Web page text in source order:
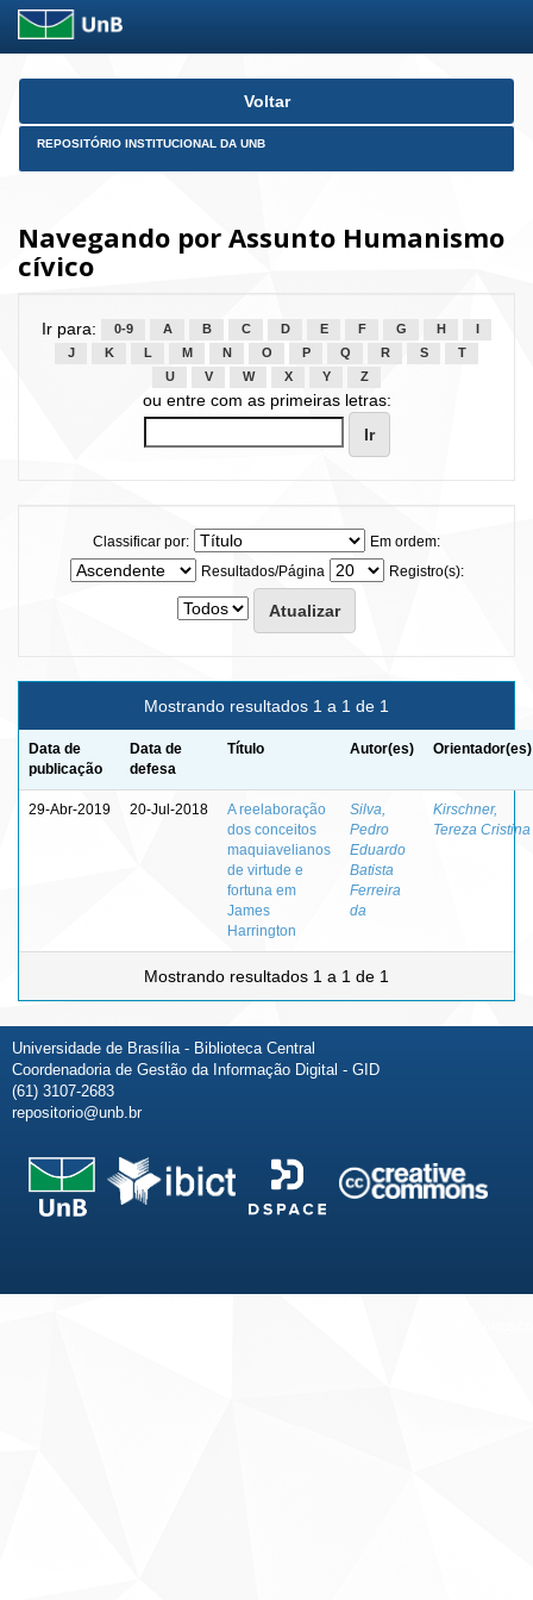
Skip
Voltar
REPOSITÓRIO INSTITUCIONAL DA UNB
Navegando por Assunto Humanismo
cívico
Ir para: 0-9 A B C D E F G H
J
K L M N O P Q R S
T
U
V W X Y Z
ou entre com as primeiras letras:
Classificar por:
Em ordem:
Resultados/Página
Registro(s):
Mostrando resultados 1 a 1 de 1
Data de
publicação
Data de
defesa
Título Autor(es) Orientador(es)
29-Abr-2019 20-Jul-2018
A reelaboração
dos conceitos
maquiavelianos
de virtude e
fortuna em
James
Harrington
Silva,
Pedro
Eduardo
Batista
Ferreira
da
Kirschner,
Tereza Cristina
Mostrando resultados 1 a 1 de 1
Universidade de Brasília - Biblioteca Central
Coordenadoria de Gestão da Informação Digital - GID
(61) 3107-2683
repositorio@unb.br